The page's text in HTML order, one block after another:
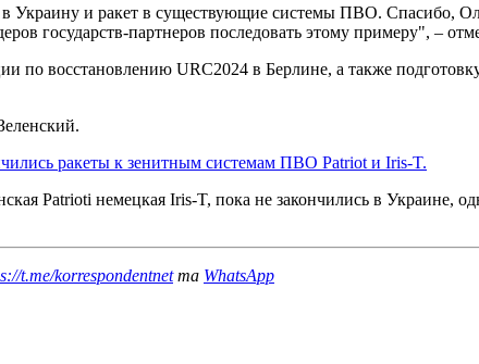
Украину и ракет в существующие системы ПВО. Спасибо,
государств-партнеров последовать этому примеру", –
по восстановлению URC2024 в Берлине, а также
ракеты к зенитным системам ПВО Patriot и Iris-T.
Patrioti немецкая Iris-T, пока не закончились в Украине,
t.me/korrespondentnetта WhatsApp